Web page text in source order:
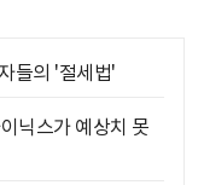
들의 '절세법'
닉스가 예상치 못